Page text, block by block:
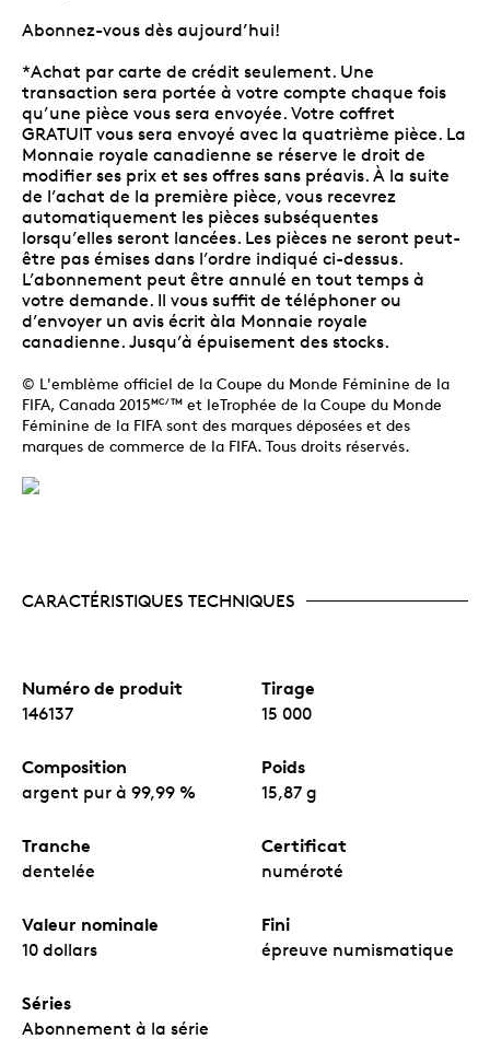
Abonnez-vous dès aujourd’hui!
*Achat par carte de crédit seulement. Une
transaction sera portée à votre compte chaque fois
qu’une pièce vous sera envoyée. Votre coffret
GRATUIT vous sera envoyé avec la quatrième pièce. La
Monnaie royale canadienne se réserve le droit de
modifier ses prix et ses offres sans préavis. À la suite
de l’achat de la première pièce, vous recevrez
automatiquement les pièces subséquentes
lorsqu’elles seront lancées. Les pièces ne seront peut-
être pas émises dans l’ordre indiqué ci-dessus.
L’abonnement peut être annulé en tout temps à
votre demande. Il vous suffit de téléphoner ou
d’envoyer un avis écrit àla Monnaie royale
canadienne. Jusqu’à épuisement des stocks.
© L'emblème officiel de la Coupe du Monde Féminine de la
FIFA, Canada 2015MC/TM et leTrophée de la Coupe du Monde
Féminine de la FIFA sont des marques déposées et des
marques de commerce de la FIFA. Tous droits réservés.
CARACTÉRISTIQUES TECHNIQUES
Numéro de produit
146137
Tirage
15 000
Composition
argent pur à 99,99 %
Poids
15,87 g
Tranche
dentelée
Certificat
numéroté
Valeur nominale
10 dollars
Fini
épreuve numismatique
Séries
Abonnement à la série